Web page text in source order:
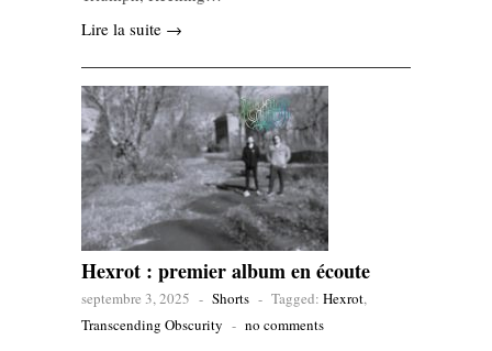
Lire la suite →
Hexrot : premier album en écoute
septembre 3, 2025 - Shorts - Tagged: Hexrot,
Transcending Obscurity - no comments